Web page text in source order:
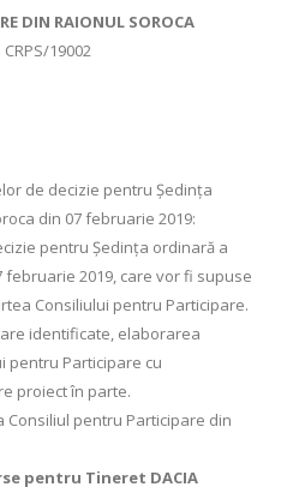
DIN RAIONUL SOROCA
19002
de decizie pentru Ședința
din 07 februarie 2019:
pentru Ședința ordinară a
februarie 2019, care vor fi supuse
Consiliului pentru Participare.
identificate, elaborarea
pentru Participare cu
proiect în parte.
pentru Participare din
pentru Tineret DACIA